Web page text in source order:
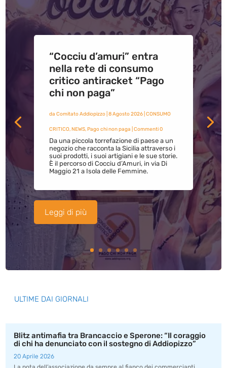
“Cocciu d’amuri” entra
nella rete di consumo
critico antiracket “Pago
chi non paga”
da Comitato Addiopizzo| 8 Agosto 2026| CONSUMO
CRITICO,NEWS,Pago chi non paga | Commenti 0
Da una piccola torrefazione di paese a un
negozio che racconta la Sicilia attraverso i
suoi prodotti, i suoi artigiani e le sue storie.
È il percorso di Cocciu d’Amuri, in via Di
Maggio 21 a Isola delle Femmine.
Leggi di più
ULTIME DAI GIORNALI
Blitz antimafia tra Brancaccio e Sperone: “Il coraggio
di chi ha denunciato con il sostegno di Addiopizzo”
20 Aprile 2026